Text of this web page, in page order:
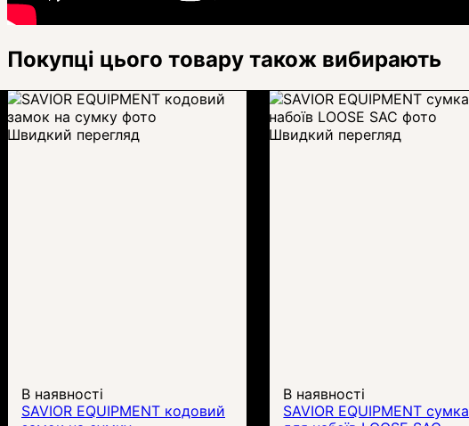
Покупці цього товару також вибирають
Швидкий перегляд
В наявності
SAVIOR EQUIPMENT кодовий
Швидкий перегляд
В наявності
SAVIOR EQUIPMENT сумка